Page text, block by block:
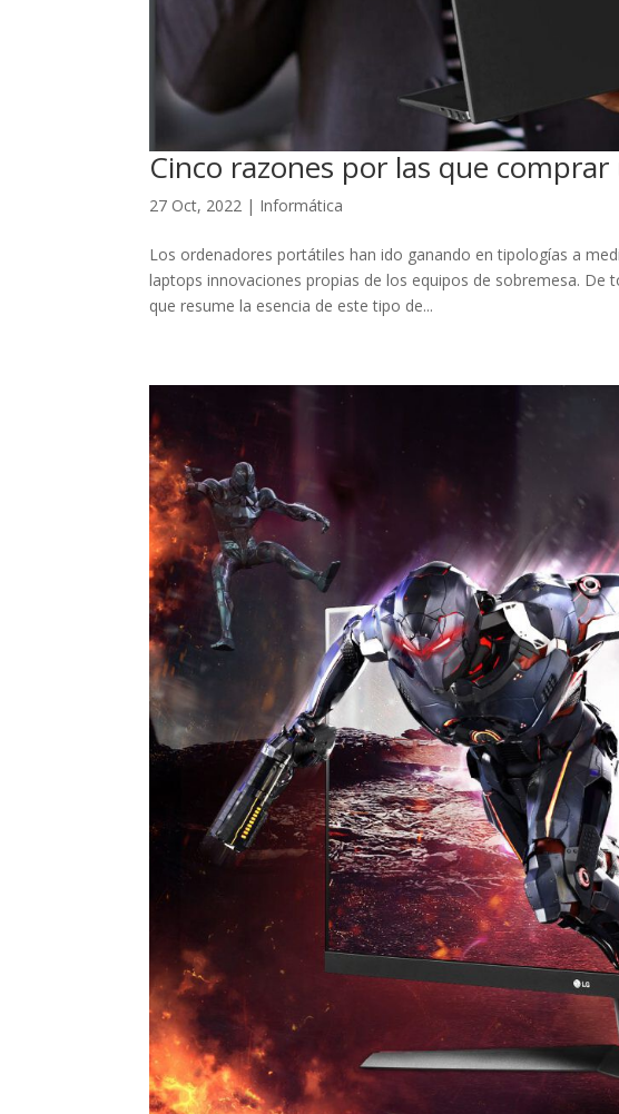
Cinco razones por las que
27 Oct, 2022 | Informática
Los ordenadores portátiles han ido ganando en tipologías a
laptops innovaciones propias de los equipos de sobremesa.
que resume la esencia de este tipo de...